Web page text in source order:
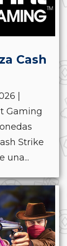
Cash
|
Gaming
Strike
una...